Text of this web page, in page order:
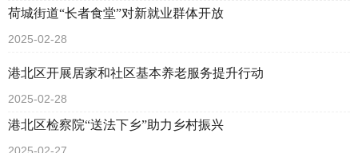
荷城街道“长者食堂”对新就业群体开放
2025-02-28
港北区开展居家和社区基本养老服务提升行动
2025-02-28
港北区检察院“送法下乡”助力乡村振兴